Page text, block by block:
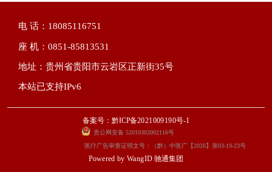
电 话：18085116751
座 机：0851-85813531
地址：贵州省贵阳市云岩区正新街35号
本站已支持IPv6
备案号：黔ICP备2021009190号-1
贵公网安备 52010302002116号
医疗广告审查证明文号：（黔）中医广【2026】第03-19-23号
Powered by WangID 驰通集团